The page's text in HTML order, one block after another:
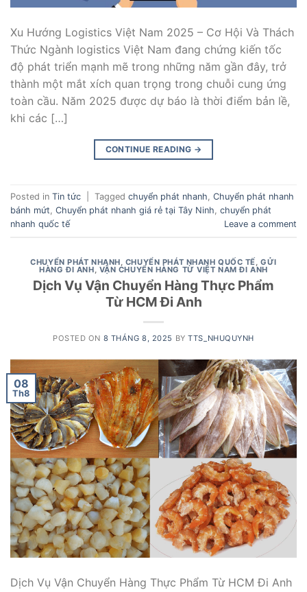
Xu Hướng Logistics Việt Nam 2025 – Cơ Hội Và Thách
Thức Ngành logistics Việt Nam đang chứng kiến tốc
độ phát triển mạnh mẽ trong những năm gần đây, trở
thành một mắt xích quan trọng trong chuỗi cung ứng
toàn cầu. Năm 2025 được dự báo là thời điểm bản lề,
khi các […]
CONTINUE READING →
Posted in Tin tức Tagged chuyển phát nhanh Chuyển phát nhanh
bánh mứt Chuyển phát nhanh giá rẻ tại Tây Ninh chuyển phát
nhanh quốc tế
Leave a comment
CHUYỂN PHÁT NHANH CHUYỂN PHÁT NHANH QUỐC TẾ ,GỬI
HÀNG ĐI ANH VẬN CHUYỂN HÀNG TỪ VIỆT NAM ĐI ANH
Dịch Vụ Vận Chuyển Hàng Thực Phẩm
Từ HCM Đi Anh
POSTED ON 8 THÁNG 8, 2025 BYTTS_NHUQUYNH
08
Th8
Dịch Vụ Vận Chuyển Hàng Thực Phẩm Từ HCM Đi Anh